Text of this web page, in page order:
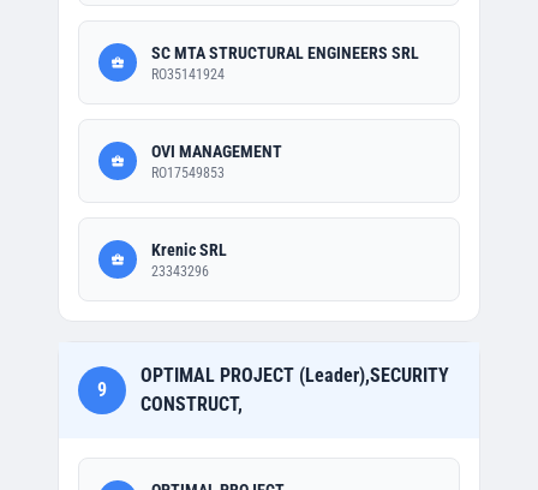
SC MTA STRUCTURAL ENGINEERS SRL
RO35141924
OVI MANAGEMENT
RO17549853
Krenic SRL
23343296
9
OPTIMAL PROJECT (Leader),SECURITY
CONSTRUCT,